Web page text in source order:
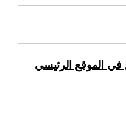
في الموقع الرئيسي